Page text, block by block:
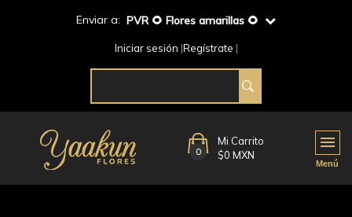
Enviar a: PVR 🌻 Flores amarillas 🌻
Iniciar sesión Regístrate
0
Mi Carrito
$0 MXN